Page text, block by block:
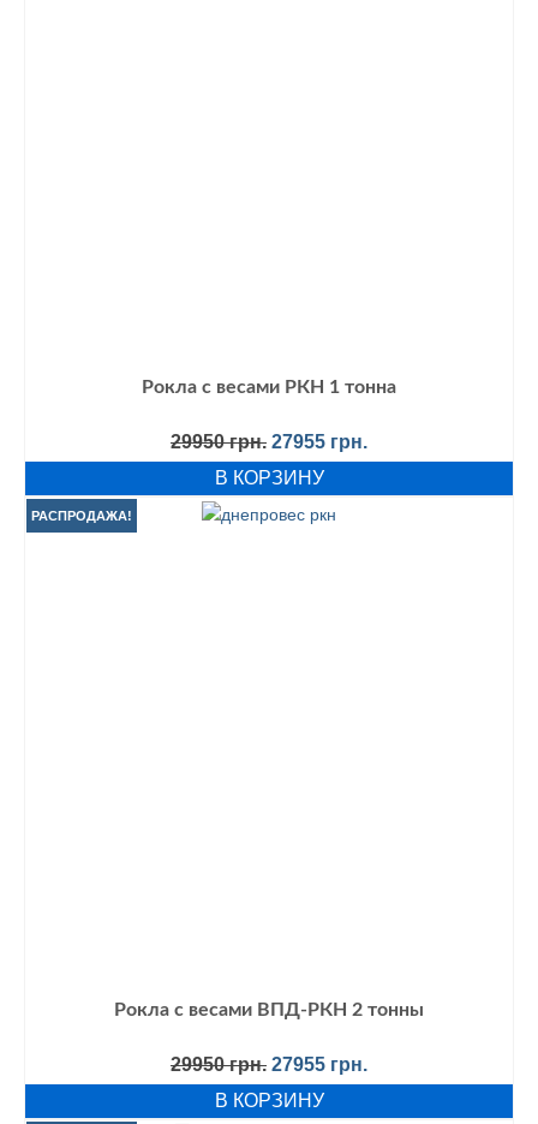
Рокла с весами РКН 1 тонна
29950грн. Первоначальная
цена
составляла
29950 грн..
27955 грн.Текущая
цена:
В КОРЗИНУ
РАСПРОДАЖА!
Рокла с весами ВПД-РКН 2 тонны
29950грн. Первоначальная
цена
составляла
27955 грн.Текущая
цена:
В КОРЗИНУ